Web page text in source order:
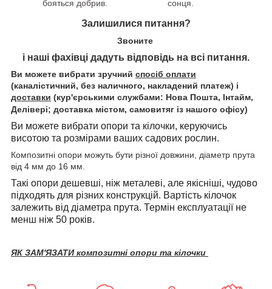
бояться добрив. сонця.
Залишилися питання?
Звоните
і наші фахівці дадуть відповідь на всі питання.
Ви можете вибрати зручний спосіб оплати
(каналістичний, без наличного, накладений платеж) і
доставки (кур'єрськими службами: Нова Пошта, Інтайм,
Делівері; доставка містом, самовитяг із нашого офісу)
Ви можете вибрати опори та кілочки, керуючись
висотою та розмірами ваших садових рослин.
Композитні опори можуть бути різної довжини, діаметр прута
від 4 мм до 16 мм.
Такі опори дешевші, ніж металеві, але якісніші, чудово
підходять для різних конструкцій. Вартість кілочок
залежить від діаметра прута. Термін експлуатації не
менш ніж 50 років.
ЯК ЗАМ'ЯЗАТИ композитні опори та кілочки